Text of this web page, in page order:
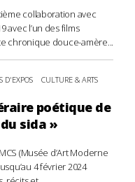
collaboration avec
avec l’un des films
chronique douce-amère...
D'EXPOS CULTURE & ARTS
poétique de
sida »
(Musée d’Art Moderne
4 février 2024